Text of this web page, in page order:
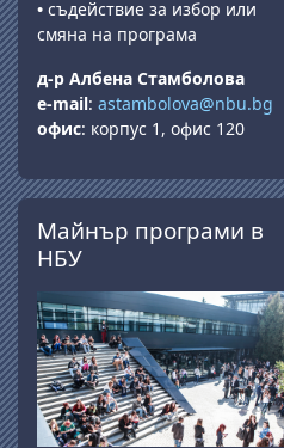
• съдействие за избор или
смяна на програма
д-р Албена Стамболова
e-mail: astambolova@nbu.bg
офис: корпус 1, офис 120
Salta Майнър програми в НБУ
Майнър програми в
НБУ